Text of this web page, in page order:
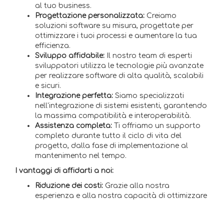
al tuo business.
Progettazione personalizzata: Creiamo
soluzioni software su misura, progettate per
ottimizzare i tuoi processi e aumentare la tua
efficienza.
Sviluppo affidabile: Il nostro team di esperti
sviluppatori utilizza le tecnologie più avanzate
per realizzare software di alta qualità, scalabili
e sicuri.
Integrazione perfetta: Siamo specializzati
nell'integrazione di sistemi esistenti, garantendo
la massima compatibilità e interoperabilità.
Assistenza completa: Ti offriamo un supporto
completo durante tutto il ciclo di vita del
progetto, dalla fase di implementazione al
mantenimento nel tempo.
I vantaggi di affidarti a noi:
Riduzione dei costi: Grazie alla nostra
esperienza e alla nostra capacità di ottimizzare